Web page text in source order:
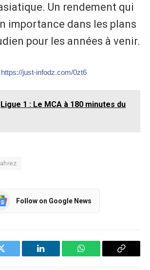
Un rendement qui
importance dans les plans
pour les années à venir.
https://just-infodz.com/0zt6
Ligue 1 : Le MCA à 180 minutes du
Follow on Google News
Twitter LinkedIn WhatsApp Copy